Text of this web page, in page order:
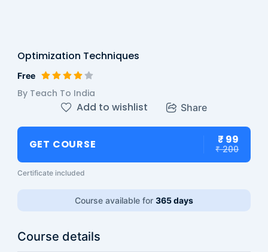
Optimization Techniques
Free
By Teach To India
Add to wishlist Share
GET COURSE ₹ 99
₹ 200
Certificate included
Course available for 365 days
Course details